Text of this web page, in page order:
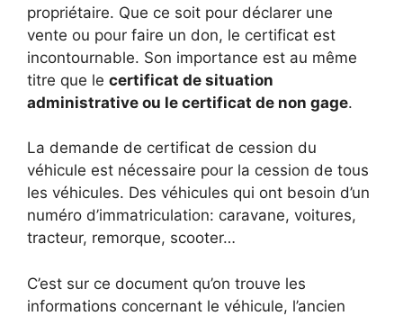
propriétaire. Que ce soit pour déclarer une
vente ou pour faire un don, le certificat est
incontournable. Son importance est au même
titre que le certificat de situation
administrative ou le certificat de non gage.
La demande de certificat de cession du
véhicule est nécessaire pour la cession de tous
les véhicules. Des véhicules qui ont besoin d’un
numéro d’immatriculation: caravane, voitures,
tracteur, remorque, scooter…
C’est sur ce document qu’on trouve les
informations concernant le véhicule, l’ancien